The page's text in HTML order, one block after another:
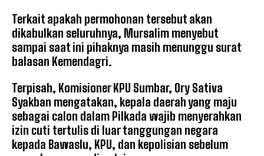
Terkait apakah permohonan tersebut akan
dikabulkan seluruhnya, Mursalim menyebut
sampai saat ini pihaknya masih menunggu surat
balasan Kemendagri.
Terpisah, Komisioner KPU Sumbar, Ory Sativa
Syakban mengatakan, kepala daerah yang maju
sebagai calon dalam Pilkada wajib menyerahkan
izin cuti tertulis di luar tanggungan negara
kepada Bawaslu, KPU, dan kepolisian sebelum